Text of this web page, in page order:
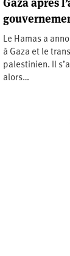
Le Hamas a
à Gaza et le
palestinien. Il
alors…